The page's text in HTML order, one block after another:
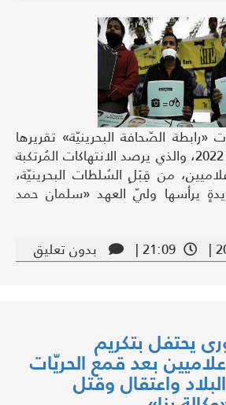
الصّحافة البحرينيّة» تقريرها
النّصف سنوي للعام 2022، والذي يرصد الانتهاكات المُرتكبة
من قِبَلِ السُلطات البحرينيّة،
يرأسها وليّ العهد «سلمان حمد
21:09 | بدون تعليق
يحتفل بتكريم
بعد قمع الحريّات
واعتقال وقتل